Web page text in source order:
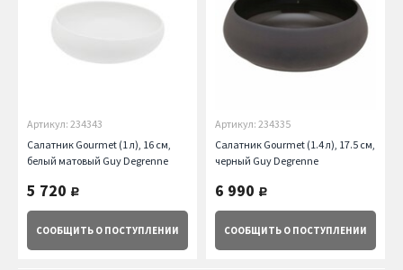
Артикул: 234343
Салатник Gourmet (1 л), 16 см,
белый матовый Guy Degrenne
5 720 руб.
СООБЩИТЬ О ПОСТУПЛЕНИИ
Артикул: 234335
Салатник Gourmet (1.4 л), 17.5 см,
черный Guy Degrenne
6 990 руб.
СООБЩИТЬ О ПОСТУПЛЕНИИ